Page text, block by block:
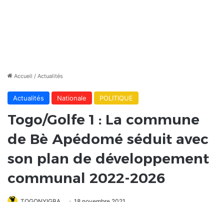
Accueil / Actualités
Actualités Nationale POLITIQUE
Togo/Golfe 1 : La commune
de Bè Apédomé séduit avec
son plan de développement
communal 2022-2026